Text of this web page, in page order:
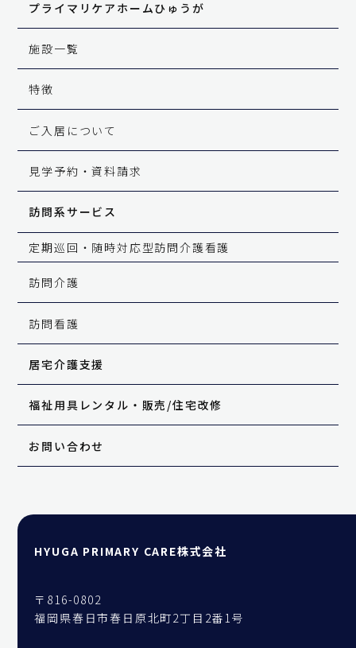
プライマリケアホームひゅうが
施設一覧
特徴
ご入居について
見学予約・資料請求
訪問系サービス
定期巡回・ 随時対応型訪問介護看護
訪問介護
訪問看護
居宅介護支援
福祉用具レンタル・販売 /住宅改修
お問い合わせ
HYUGA PRIMARY CARE株式会社
〒816-0802
福岡県春日市春日原北町2丁目2番1号